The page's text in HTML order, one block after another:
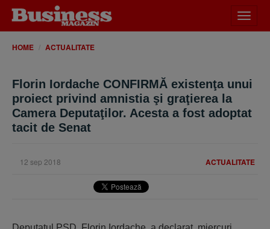
meniu
HOME ACTUALITATE
Florin Iordache CONFIRMĂ existenţa unui
proiect privind amnistia şi graţierea la
Camera Deputaţilor. Acesta a fost adoptat
tacit de Senat
ACTUALITATE
12 sep 2018